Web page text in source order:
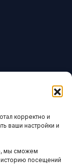
корректно и
ваши настройки и
мы сможем
посещений